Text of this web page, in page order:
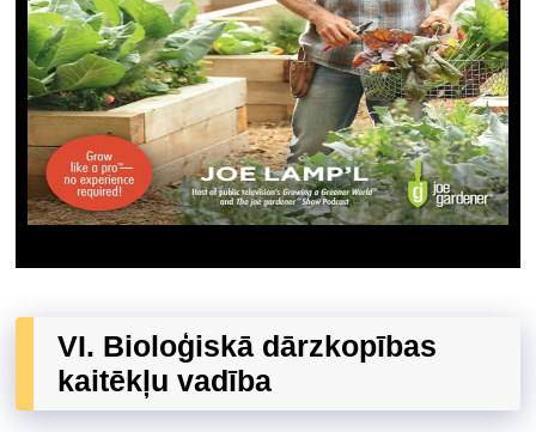
VI. Bioloģiskā dārzkopības
kaitēkļu vadība